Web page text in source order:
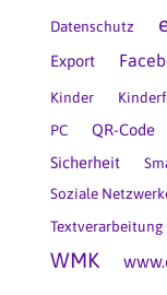
Datenschutz
Export
Kinder
PC
QR-Code
Sicherheit
Soziale
Textverarbeitung
WMK